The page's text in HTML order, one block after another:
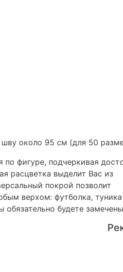
около 95 см (для 50
по фигуре, подчеркивая
расцветка выделит Вас из
покрой позволит
верхом: футболка,
обязательно будете